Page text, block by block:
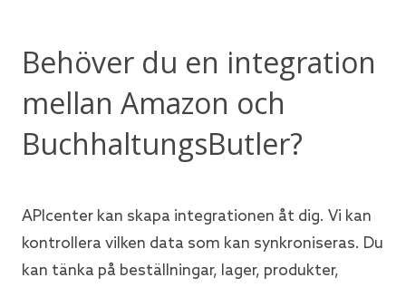
Behöver du en integration
mellan Amazon och
BuchhaltungsButler?
APIcenter kan skapa integrationen åt dig. Vi kan
kontrollera vilken data som kan synkroniseras. Du
kan tänka på beställningar, lager, produkter,